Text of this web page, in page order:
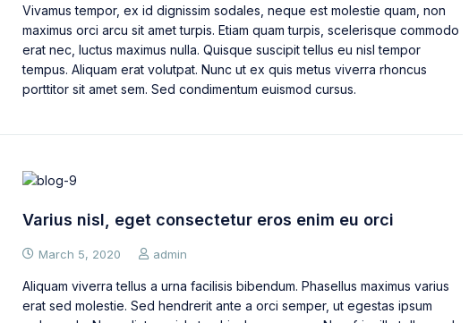
Vivamus tempor, ex id dignissim sodales, neque est molestie quam, non
maximus orci arcu sit amet turpis. Etiam quam turpis, scelerisque commodo
erat nec, luctus maximus nulla. Quisque suscipit tellus eu nisl tempor
tempus. Aliquam erat volutpat. Nunc ut ex quis metus viverra rhoncus
porttitor sit amet sem. Sed condimentum euismod cursus.
Varius nisl, eget consectetur eros enim eu orci
March 5, 2020 admin
Aliquam viverra tellus a urna facilisis bibendum. Phasellus maximus varius
erat sed molestie. Sed hendrerit ante a orci semper, ut egestas ipsum